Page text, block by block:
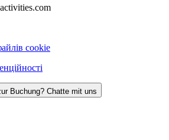
cookie
Buchung? Chatte mit uns